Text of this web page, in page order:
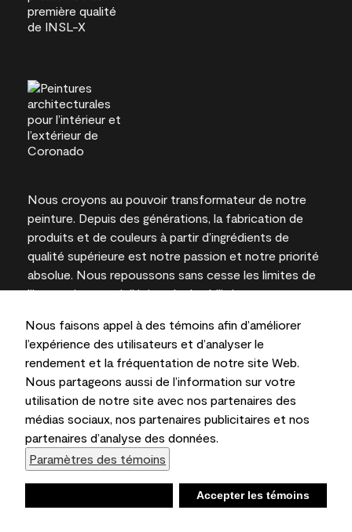
Nous faisons appel à des témoins afin d’améliorer
l’expérience des utilisateurs et d’analyser le
rendement et la fréquentation de notre site Web.
Nous partageons aussi de l’information sur votre
utilisation de notre site avec nos partenaires des
médias sociaux, nos partenaires publicitaires et nos
partenaires d’analyse des données.
Paramètres des témoins
Accepter les témoins
Nous croyons au pouvoir transformateur de notre
peinture. Depuis des générations, la fabrication de
produits et de couleurs à partir d’ingrédients de
qualité supérieure est notre passion et notre priorité
absolue. Nous repoussons sans cesse les limites de
l’innovation et privilégions la durabilité pour
l’expertise locale.
Les couleurs représentées à l’écran et sur les
documents imprimés peuvent différer des couleurs
en contenant.